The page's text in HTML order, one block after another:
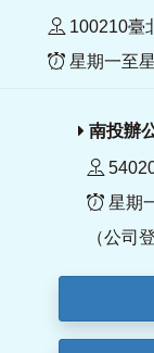
100210臺
星期一至
南投辦
星期
（公司